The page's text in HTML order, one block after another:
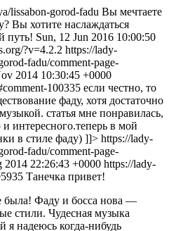
lissabon-gorod-fadu Вы мечтаете
Вы хотите наслаждаться
Sun, 12 Jun 2016 10:00:50
?v=4.2.2 https://lady-
fadu/comment-page-
2014 10:30:45 +0000
100335 если честно, то
фаду, хотя достаточно
статья мне понравилась,
интересного.теперь в мой
в стиле фаду) ]]> https://lady-
fadu/comment-page-
2014 22:26:43 +0000 https://lady-
Танечка привет!
была! Фаду и босса нова —
стили. Чудесная музыка
я надеюсь когда-нибудь